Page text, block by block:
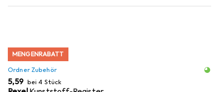
MENGENRABATT
Ordner Zubehör
EUR
5,59 bei 4 Stück